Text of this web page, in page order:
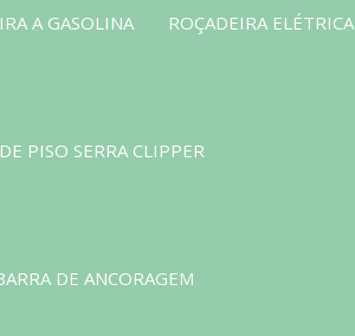
A GASOLINA ROÇADEIRA ELÉTRICA
PISO SERRA CLIPPER
DE ANCORAGEM